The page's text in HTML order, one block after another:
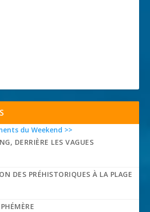
du Weekend >>
DERRIÈRE LES VAGUES
DES PRÉHISTORIQUES À LA PLAGE